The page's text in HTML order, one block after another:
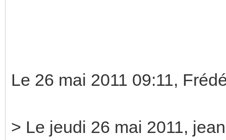
Le 26 mai 2011 09:11,
> Le jeudi 26 mai 2011,